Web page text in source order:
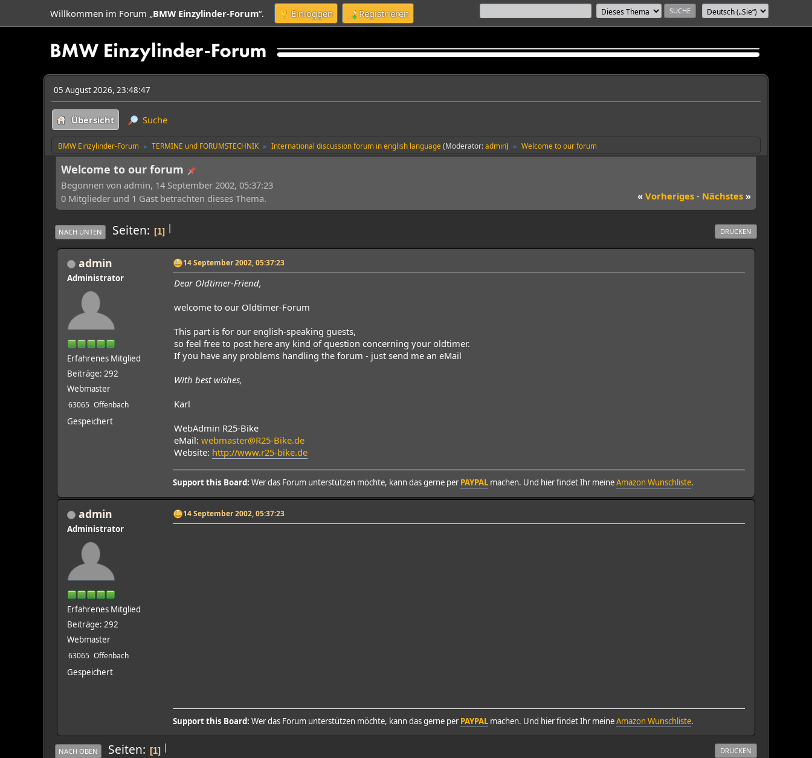
Willkommen im Forum „BMW Einzylinder-Forum“. Einloggen Registrieren
05 August 2026, 23:48:47
Übersicht Suche
BMW Einzylinder-Forum ► TERMINE und FORUMSTECHNIK ► International discussion forum in english language (Moderator:admin) ► Welcome to our forum
Welcome to our forum
Begonnen von admin, 14 September 2002, 05:37:23
« Vorheriges - Nächstes »
0 Mitglieder und 1 Gast betrachten dieses Thema.
DRUCKEN
|
NACH UNTEN Seiten 1
admin
Administrator
Erfahrenes Mitglied
Beiträge: 292
Webmaster
63065 Offenbach
Gespeichert
14 September 2002, 05:37:23
Dear Oldtimer-Friend,
welcome to our Oldtimer-Forum
This part is for our english-speaking guests,
so feel free to post here any kind of question concerning your oldtimer.
If you have any problems handling the forum - just send me an eMail
With best wishes,
Karl
WebAdmin R25-Bike
eMail: webmaster@R25-Bike.de
Website: http://www.r25-bike.de
Support this Board: Wer das Forum unterstützen möchte, kann das gerne perPAYPAL machen. Und hier findet Ihr meineAmazon Wunschliste.
admin
Administrator
Erfahrenes Mitglied
Beiträge: 292
Webmaster
63065 Offenbach
Gespeichert
14 September 2002, 05:37:23
Support this Board: Wer das Forum unterstützen möchte, kann das gerne perPAYPAL machen. Und hier findet Ihr meineAmazon Wunschliste.
DRUCKEN
|
NACH OBEN Seiten 1